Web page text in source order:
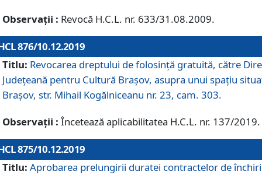
Observații : Revocă H.C.L. nr. 633/31.08.2009.
876/10.12.2019
Titlu: Revocarea dreptului de folosinţă gratuită, către
Judeţeană pentru Cultură Braşov, asupra unui spaţiu
Braşov, str. Mihail Kogălniceanu nr. 23, cam. 303.
Observații : Încetează aplicabilitatea H.C.L. nr. 137/2019.
875/10.12.2019
Titlu: Aprobarea prelungirii duratei contractelor de